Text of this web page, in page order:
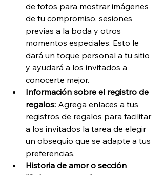
de fotos para mostrar imágenes
de tu compromiso, sesiones
previas a la boda y otros
momentos especiales. Esto le
dará un toque personal a tu sitio
y ayudará a los invitados a
conocerte mejor.
Información sobre el registro de
regalos: Agrega enlaces a tus
registros de regalos para facilitar
a los invitados la tarea de elegir
un obsequio que se adapte a tus
preferencias.
Historia de amor o sección